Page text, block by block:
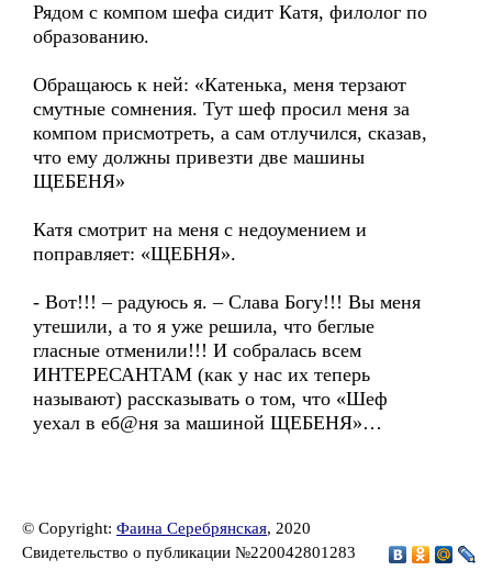
Рядом с компом шефа сидит Катя, филолог по
образованию.
Обращаюсь к ней: «Катенька, меня терзают
смутные сомнения. Тут шеф просил меня за
компом присмотреть, а сам отлучился, сказав,
что ему должны привезти две машины
ЩЕБЕНЯ»
Катя смотрит на меня с недоумением и
поправляет: «ЩЕБНЯ».
- Вот!!! – радуюсь я. – Слава Богу!!! Вы меня
утешили, а то я уже решила, что беглые
гласные отменили!!! И собралась всем
ИНТЕРЕСАНТАМ (как у нас их теперь
называют) рассказывать о том, что «Шеф
уехал в еб@ня за машиной ЩЕБЕНЯ»…
© Copyright: Фаина Серебрянская, 2020
Свидетельство о публикации №220042801283